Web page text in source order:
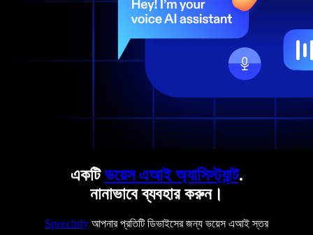
একটিভয়েস এআই অ্যাসিস্ট্যান্ট.
নানাভাবে ব্যবহার করুন।
Speechify আপনার প্রতিটি ডিভাইসের জন্য ভয়েস এআই স্তর